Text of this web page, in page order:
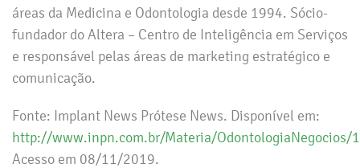
áreas da Medicina e Odontologia desde 1994. Sócio-
fundador do Altera – Centro de Inteligência em Serviços
e responsável pelas áreas de marketing estratégico e
comunicação.
Fonte: Implant News Prótese News. Disponível em:
http://www.inpn.com.br/Materia/OdontologiaNegocios/
Acesso em 08/11/2019.